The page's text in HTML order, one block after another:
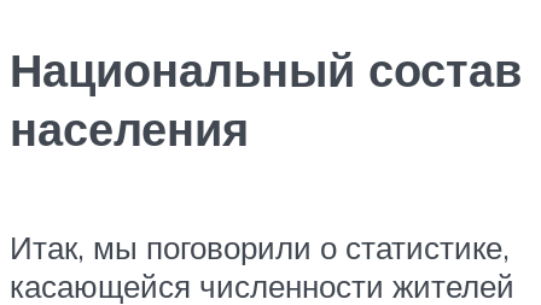
Национальный состав
населения
Итак, мы поговорили о статистике,
касающейся численности жителей